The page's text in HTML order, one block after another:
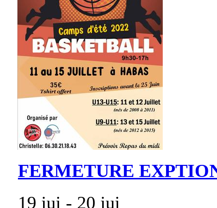
FERMETURE
19 jui - 20 jui